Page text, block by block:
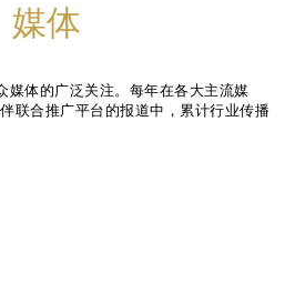
媒体
媒体的广泛关注。每年在各大主流媒
联合推广平台的报道中，累计行业传播